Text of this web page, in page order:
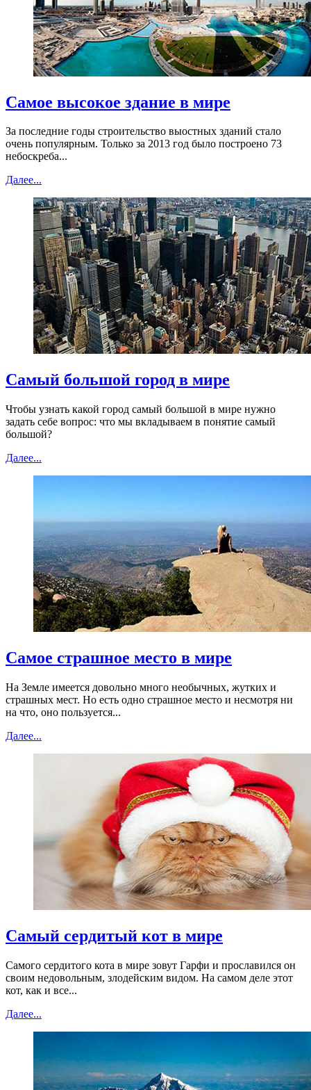
Самое высокое здание в мире
За последние годы строительство выостных зданий стало
очень популярным. Только за 2013 год было построено 73
небоскреба...
Далее...
Самый большой город в мире
Чтобы узнать какой город самый большой в мире нужно
задать себе вопрос: что мы вкладываем в понятие самый
большой?
Далее...
Самое страшное место в мире
На Земле имеется довольно много необычных, жутких и
страшных мест. Но есть одно страшное место и несмотря ни
на что, оно пользуется...
Далее...
Самый сердитый кот в мире
Самого сердитого кота в мире зовут Гарфи и прославился он
своим недовольным, злодейским видом. На самом деле этот
кот, как и все...
Далее...